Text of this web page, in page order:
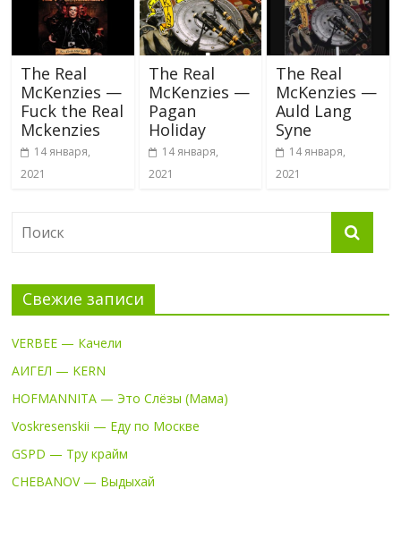
The Real
McKenzies —
Fuck the Real
Mckenzies
14 января,
2021
The Real
McKenzies —
Pagan
Holiday
14 января,
2021
The Real
McKenzies —
Auld Lang
Syne
14 января,
2021
Свежие записи
VERBEE — Качели
АИГЕЛ — KERN
HOFMANNITA — Это Слёзы (Мама)
Voskresenskii — Еду по Москве
GSPD — Тру крайм
CHEBANOV — Выдыхай